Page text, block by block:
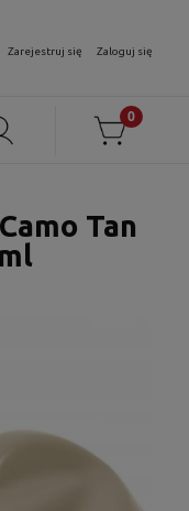
Zarejestruj się Zaloguj się
Tan